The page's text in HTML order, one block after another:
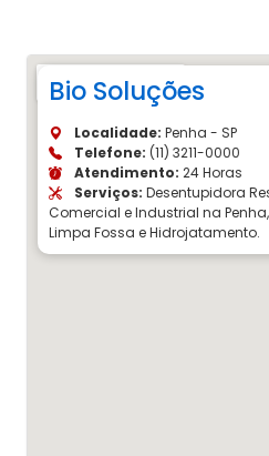
Bio Soluções
Localidade: Penha - SP
Telefone: (11) 3211-0000
Atendimento: 24 Horas
Serviços: Desentupidora
Comercial e Industrial na
Limpa Fossa e Hidrojatamento.